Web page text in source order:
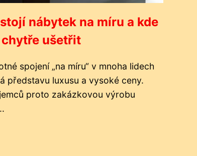
nábytek na míru a kde
chytře ušetřit
spojení „na míru“ v mnoha lidech
představu luxusu a vysoké ceny.
proto zakázkovou výrobu